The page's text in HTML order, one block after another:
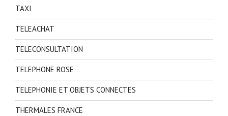
TAXI
TELEACHAT
TELECONSULTATION
TELEPHONE ROSE
TELEPHONIE ET OBJETS CONNECTES
THERMALES FRANCE